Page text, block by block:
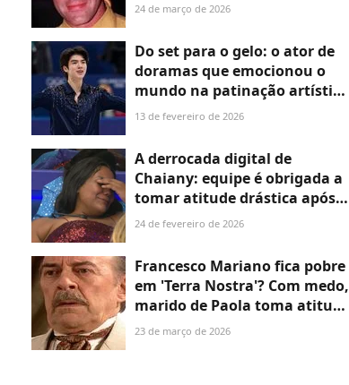
decisão dolorosa: 'Pra não
sentir o cheiro'
24 de março de 2026
Do set para o gelo: o ator de
doramas que emocionou o
mundo na patinação artística
das Olimpíadas de Inverno
sabendo
13 de fevereiro de 2026
A derrocada digital de
Chaiany: equipe é obrigada a
tomar atitude drástica após
perda chocante de seguidores
24 de fevereiro de 2026
Francesco Mariano fica pobre
em 'Terra Nostra'? Com medo,
marido de Paola toma atitude
drástica e tem final
23 de março de 2026